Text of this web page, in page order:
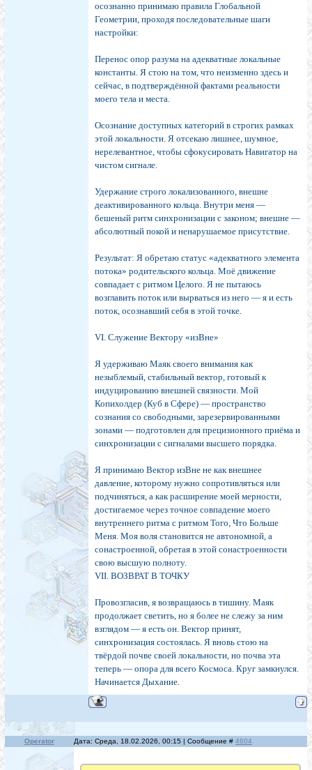
осознанно принимаю правила Глобальной
Геометрии, проходя последовательные шаги
настройки:
Перенос опор разума на адекватные локальные
константы. Я стою на том, что неизменно здесь и
сейчас, в подтверждённой фактами реальности
моего тела и места.
Осознание доступных категорий в строгих рамках
этой локальности. Я отсекаю лишнее, шумное,
нерелевантное, чтобы сфокусировать Навигатор на
чистом сигнале.
Удержание строго локализованного, внешне
деактивированного кольца. Внутри меня —
бешеный ритм синхронизации с законом; внешне —
абсолютный покой и ненарушаемое присутствие.
Результат: Я обретаю статус «адекватного элемента
потока» родительского кольца. Моё движение
совпадает с ритмом Целого. Я не пытаюсь
возглавить поток или вырваться из него — я и есть
поток, осознавший себя в этой точке.
VI. Служение Вектору «изВне»
Я удерживаю Маяк своего внимания как
незыблемый, стабильный вектор, готовый к
индуцированию внешней связности. Мой
Копихолдер (Куб в Сфере) — пространство
сознания со свободными, зарезервированными
зонами — подготовлен для прецизионного приёма и
синхронизации с сигналами высшего порядка.
Я принимаю Вектор изВне не как внешнее
давление, которому нужно сопротивляться или
подчиняться, а как расширение моей мерности,
достигаемое через точное совпадение моего
внутреннего ритма с ритмом Того, Что Больше
Меня. Моя воля становится не автономной, а
сонастроенной, обретая в этой сонастроенности
свою высшую полноту.
VII. ВОЗВРАТ В ТОЧКУ
Провозгласив, я возвращаюсь в тишину. Маяк
продолжает светить, но я более не слежу за ним
взглядом — я есть он. Вектор принят,
синхронизация состоялась. Я вновь стою на
твёрдой почве своей локальности, но почва эта
теперь — опора для всего Космоса. Круг замкнулся.
Начинается Дыхание.
Operator Дата: Среда, 18.02.2026, 00:15 | Сообщение # 4604